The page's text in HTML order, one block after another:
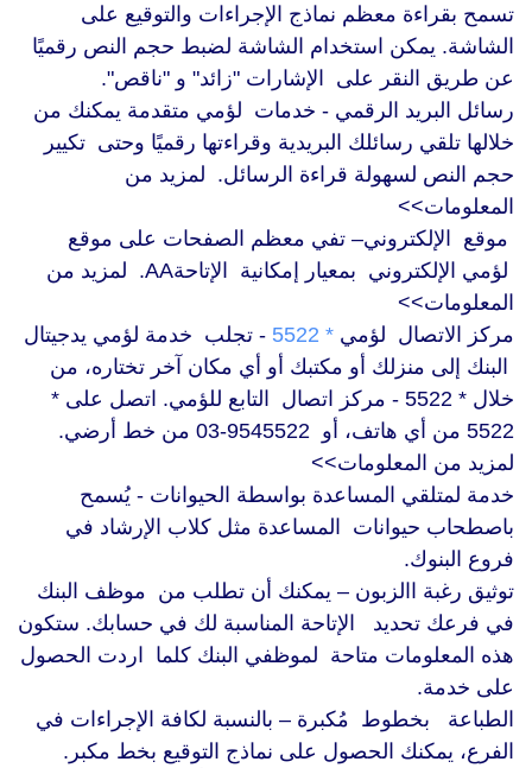
تسمح بقراءة معظم نماذج الإجراءات والتوقيع على
الشاشة. يمكن استخدام الشاشة لضبط حجم النص رقميًا
عن طريق النقر على الإشارات "زائد" و "ناقص".
رسائل البريد الرقمي - خدمات لؤمي متقدمة يمكنك من
خلالها تلقي رسائلك البريدية وقراءتها رقميًا وحتى تكيير
حجم النص لسهولة قراءة الرسائل. لمزيد من
المعلومات>>
موقع الإلكتروني– تفي معظم الصفحات على موقع
لؤمي الإلكتروني بمعيار إمكانية الإتاحةAA. لمزيد من
المعلومات>>
مركز الاتصال لؤمي * 5522
- تجلب خدمة لؤمي يدجيتال
البنك إلى منزلك أو مكتبك أو أي مكان آخر تختاره، من
خلال * 5522 - مركز اتصال التابع للؤمي. اتصل على *
5522 من أي هاتف، أو 9545522-03 من خط أرضي.
لمزيد من المعلومات>>
خدمة لمتلقي المساعدة بواسطة الحيوانات - يُسمح
باصطحاب حيوانات المساعدة مثل كلاب الإرشاد في
فروع البنوك.
توثيق رغبة االزبون – يمكنك أن تطلب من موظف البنك
في فرعك تحديد الإتاحة المناسبة لك في حسابك. ستكون
هذه المعلومات متاحة لموظفي البنك كلما اردت الحصول
على خدمة.
الطباعة بخطوط مُكبرة – بالنسبة لكافة الإجراءات في
الفرع، يمكنك الحصول على نماذج التوقيع بخط مكبر.